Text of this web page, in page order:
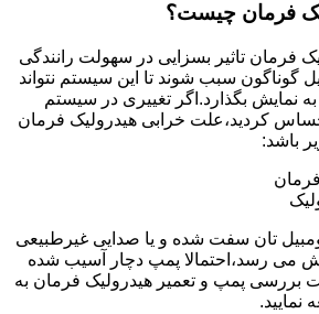
فرمان چیست؟
فرمان تاثیر بسزایی در سهولت رانندگی
گوناگون سبب شوند تا این سیستم نتواند
نمایش بگذارد.اگر تغییری در سیستم
کردید،علت خرابی هیدرولیک فرمان
باشد:
تان سفت شده و یا صدایی غیرطبیعی
می رسد،احتمالا پمپ دچار آسیب شده
بررسی پمپ و تعمیر هیدرولیک فرمان به
نمایید.